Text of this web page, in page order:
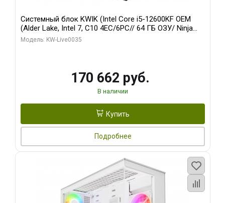
Системный блок KWIK (Intel Core i5-12600KF OEM
(Alder Lake, Intel 7, C10 4EC/6PC// 64 ГБ ОЗУ/ Ninja
Sinotex GTX1650 4GB 128bit GDDR6 DVI DP HDMI 2/
Модель: KW-Live0035
170 662 руб.
В наличии
Купить
Подробнее